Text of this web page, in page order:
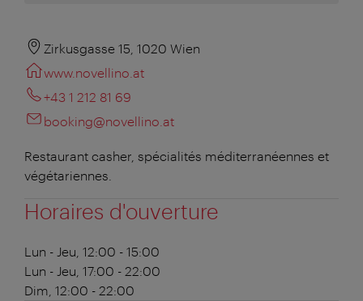
Zirkusgasse 15, 1020 Wien
www.novellino.at
+43 1 212 81 69
booking@novellino.at
Restaurant casher, spécialités méditerranéennes et
végétariennes.
Horaires d'ouverture
Lun - Jeu, 12:00 - 15:00
Lun - Jeu, 17:00 - 22:00
Dim, 12:00 - 22:00